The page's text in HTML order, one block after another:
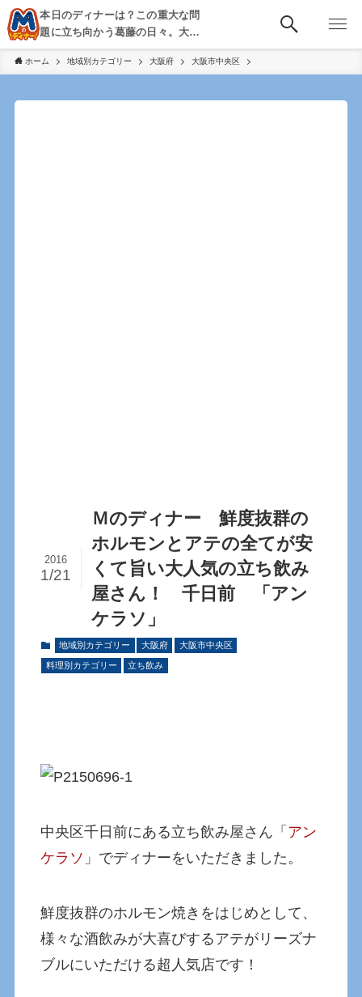
本日のディナーは？この重大な問
題に立ち向かう葛藤の日々。大
阪・京都・神戸を中心とした食べ
歩き、飲み歩きを綴る。
ホーム 地域別カテゴリー 大阪府 大阪市中央区
Ｍのディナー 鮮度抜群の
ホルモンとアテの全てが安
くて旨い大人気の立ち飲み
屋さん！ 千日前 「アン
ケラソ」
2016
1/21
地域別カテゴリー 大阪府 大阪市中央区
料理別カテゴリー 立ち飲み
中央区千日前にある立ち飲み屋さん「 アン
ケラソ 」でディナーをいただきました。
鮮度抜群のホルモン焼きをはじめとして、
様々な酒飲みが大喜びするアテがリーズナ
ブルにいただける超人気店です！